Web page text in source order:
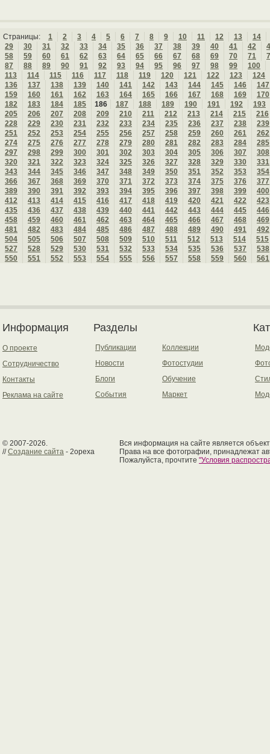
Страницы: 1 2 3 4 5 6 7 8 9 10 11 12 13
14
29
30 31 32 33 34 35 36 37 38 39 40 41 42
58
59 60 61 62 63 64 65 66 67 68 69 70 71
87
88 89 90 91 92 93 94 95 96 97 98 99
100
113
114 115 116 117 118 119 120 121 122 123
124
136
137 138 139 140 141 142 143 144 145 146
147
159
160 161 162 163 164 165 166 167 168 169
170
182
183 184 185 186 187 188 189 190 191 192
193
205
206 207 208 209 210 211 212 213 214 215
216
228
229 230 231 232 233 234 235 236 237 238
239
251
252 253 254 255 256 257 258 259 260 261
262
274
275 276 277 278 279 280 281 282 283 284
285
297
298 299 300 301 302 303 304 305 306 307
308
320
321 322 323 324 325 326 327 328 329 330
331
343
344 345 346 347 348 349 350 351 352 353
354
366
367 368 369 370 371 372 373 374 375 376
377
389
390 391 392 393 394 395 396 397 398 399
400
412
413 414 415 416 417 418 419 420 421 422
423
435
436 437 438 439 440 441 442 443 444 445
446
458
459 460 461 462 463 464 465 466 467 468
469
481
482 483 484 485 486 487 488 489 490 491
492
504
505 506 507 508 509 510 511 512 513 514
515
527
528 529 530 531 532 533 534 535 536 537
538
550
551 552 553 554 555 556 557 558 559 560 561
Информация
О проекте
Сотрудничество
Контакты
Реклама на сайте
Разделы
Публикации
Новости
Блоги
События
Коллекции
Фотостудии
Обучение
Маркет
© 2007-2026.
//Создание сайта - 2opexa
Вся информация на сайте является
Права на все фотографии, принадлежат
Пожалуйста, прочтите "Условия